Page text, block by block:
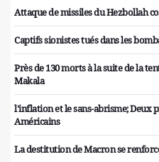
Attaque de missiles du Hezbollah
Captifs sionistes tués dans les
Près de 130 morts à la suite de la
Makala
l'inflation et le sans-abrisme; Deux
Américains
La destitution de Macron se